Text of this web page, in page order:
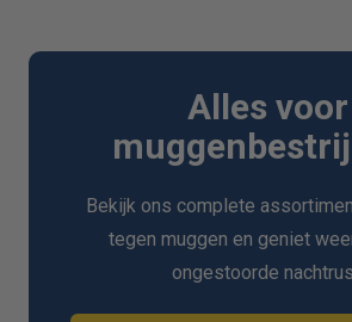
Alles voor
Bekijk ons complete
tegen muggen en geniet
ongestoorde